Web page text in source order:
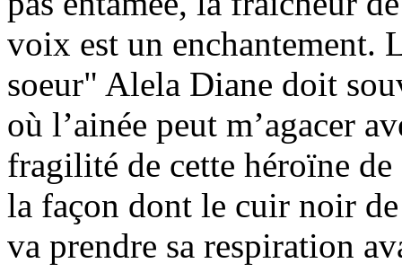
voix est un enchantement.
soeur" Alela Diane doit
où l’ainée peut m’agacer
fragilité de cette héroïne
la façon dont le cuir noir
va prendre sa respiration